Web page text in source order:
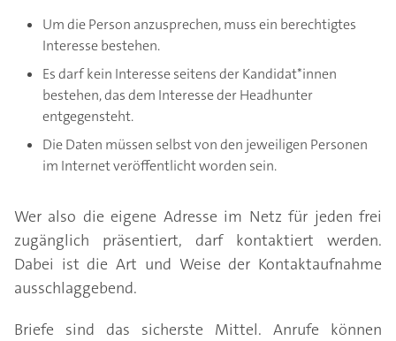
Um die Person anzusprechen, muss ein berechtigtes
Interesse bestehen.
Es darf kein Interesse seitens der Kandidat*innen
bestehen, das dem Interesse der Headhunter
entgegensteht.
Die Daten müssen selbst von den jeweiligen Personen
im Internet veröffentlicht worden sein.
Wer also die eigene Adresse im Netz für jeden frei
zugänglich präsentiert, darf kontaktiert werden.
Dabei ist die Art und Weise der Kontaktaufnahme
ausschlaggebend.
Briefe sind das sicherste Mittel. Anrufe können